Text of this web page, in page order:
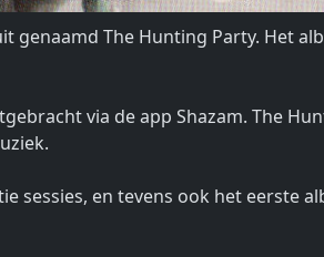
genaamd The Hunting Party. Het
via de app Shazam. The
sessies, en tevens ook het eerste